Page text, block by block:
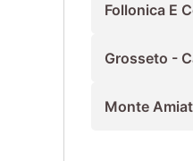
Follonica E
Grosseto -
Monte